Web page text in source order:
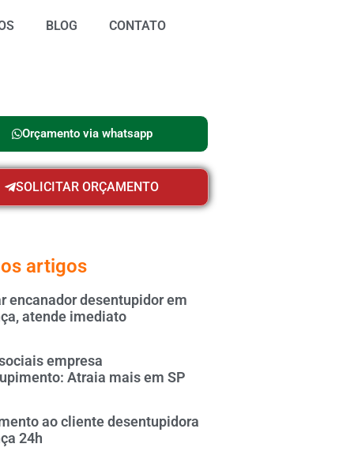
BLOG CONTATO
Orçamento via whatsapp
SOLICITAR ORÇAMENTO
artigos
encanador desentupidor em
atende imediato
empresa
Atraia mais em SP
ao cliente desentupidora
24h